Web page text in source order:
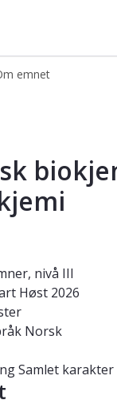
emnet
nivå III
Høst 2026
Norsk
Samlet karakter